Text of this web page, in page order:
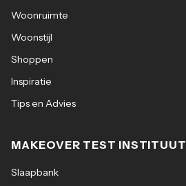
Woonruimte
Woonstijl
Shoppen
Inspiratie
Tips en Advies
MAKEOVER TEST INSTITUUT
Slaapbank